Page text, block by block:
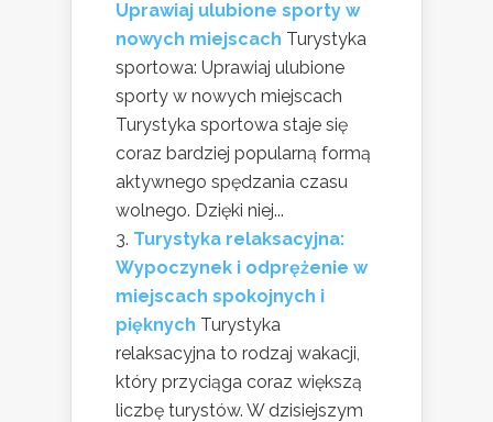
Uprawiaj ulubione sporty w
nowych miejscach Turystyka
sportowa: Uprawiaj ulubione
sporty w nowych miejscach
Turystyka sportowa staje się
coraz bardziej popularną formą
aktywnego spędzania czasu
wolnego. Dzięki niej...
Turystyka relaksacyjna:
Wypoczynek i odprężenie w
miejscach spokojnych i
pięknych Turystyka
relaksacyjna to rodzaj wakacji,
który przyciąga coraz większą
liczbę turystów. W dzisiejszym